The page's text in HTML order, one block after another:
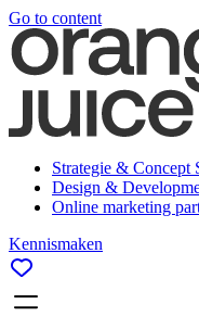
Go to content
Strategie & Concept
Design &
Online marketing
Kennismaken